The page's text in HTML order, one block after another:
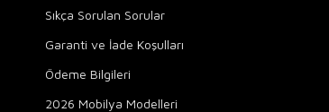
Sıkça Sorulan Sorular
Garanti ve İade Koşulları
Ödeme Bilgileri
2026 Mobilya Modelleri